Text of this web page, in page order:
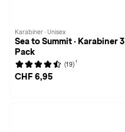
Karabiner · Unisex
Sea to Summit · Karabiner 3
Pack
(19) 1
CHF 6,95